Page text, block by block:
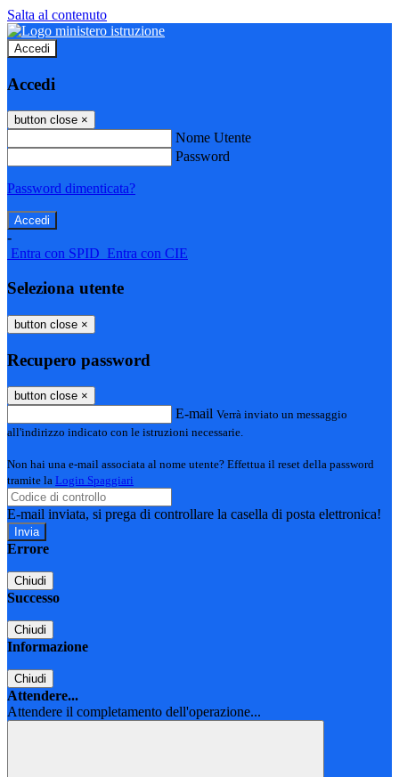
Salta al contenuto
Accedi
Accedi
button close ×
Nome Utente
Password
Password dimenticata?
-
Entra con SPID Entra con CIE
Seleziona utente
button close ×
Recupero password
button close ×
E-mail Verrà inviato un messaggio
all'indirizzo indicato con le istruzioni necessarie.
Non hai una e-mail associata al nome utente? Effettua il reset della password
tramite la Login Spaggiari
E-mail inviata, si prega di controllare la casella di posta elettronica!
Errore
Chiudi
Successo
Chiudi
Informazione
Chiudi
Attendere...
Attendere il completamento dell'operazione...